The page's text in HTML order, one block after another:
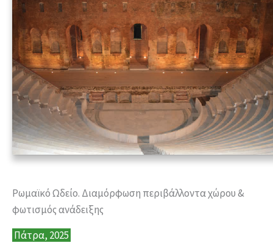
Ρωμαϊκό Ωδείο. Διαμόρφωση περιβάλλοντα χώρου &
φωτισμός ανάδειξης
Πάτρα, 2025